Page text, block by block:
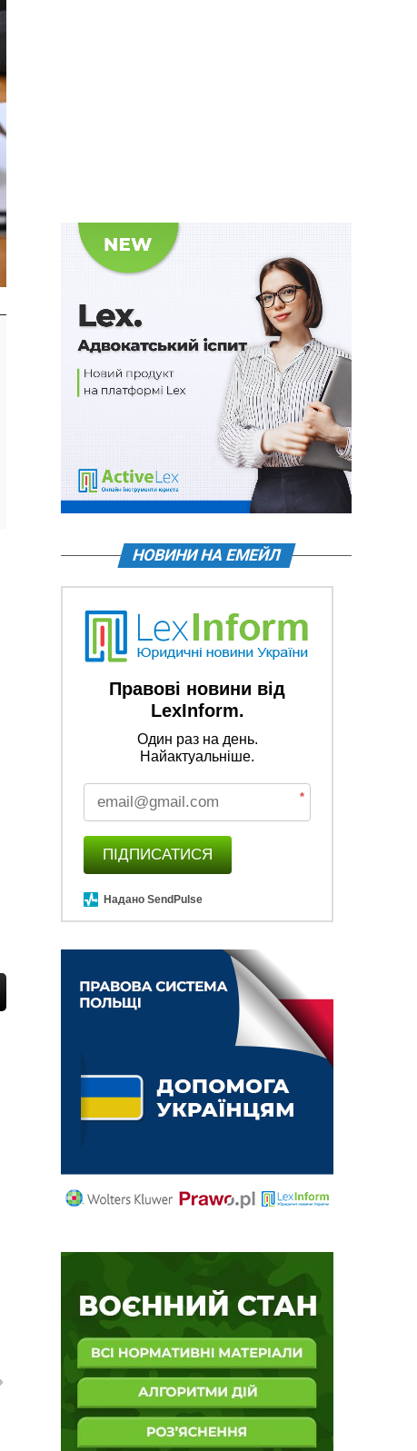
НОВИНИ НА ЕМЕЙЛ
Правові новини від
LexInform.
Один раз на день.
Найактуальніше.
*
ПІДПИСАТИСЯ
Надано SendPulse